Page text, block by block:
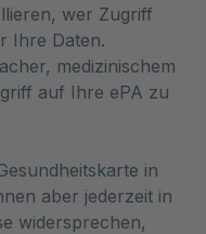
wer Zugriff
Ihre Daten.
medizinischem
auf Ihre ePA zu
in
aber jederzeit in
widersprechen,